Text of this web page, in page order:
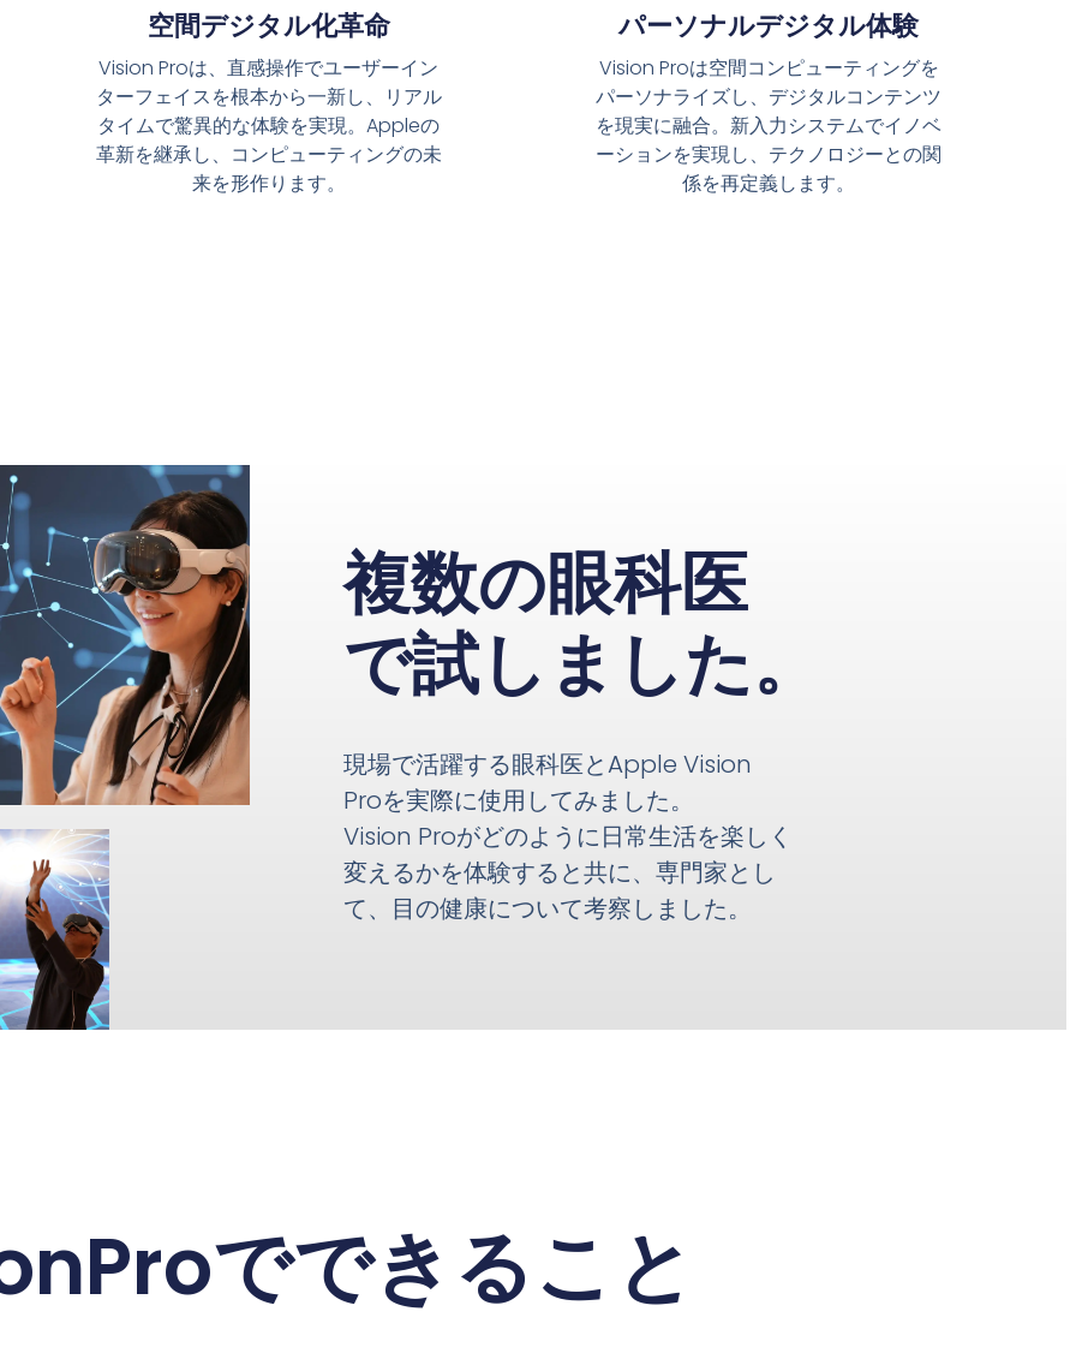
空間デジタル化革命
Vision Proは、直感操作でユーザーイン
ターフェイスを根本から一新し、リアル
タイムで驚異的な体験を実現。Appleの
革新を継承し、コンピューティングの未
来を形作ります。
パーソナルデジタル体験
Vision Proは空間コンピューティングを
パーソナライズし、デジタルコンテンツ
を現実に融合。新入力システムでイノベ
ーションを実現し、テクノロジーとの関
係を再定義します。
複数の眼科医
で試しました。
現場で活躍する眼科医とApple Vision
Proを実際に使用してみました。
Vision Proがどのように日常生活を楽しく
変えるかを体験すると共に、専門家とし
て、目の健康について考察しました。
でできること